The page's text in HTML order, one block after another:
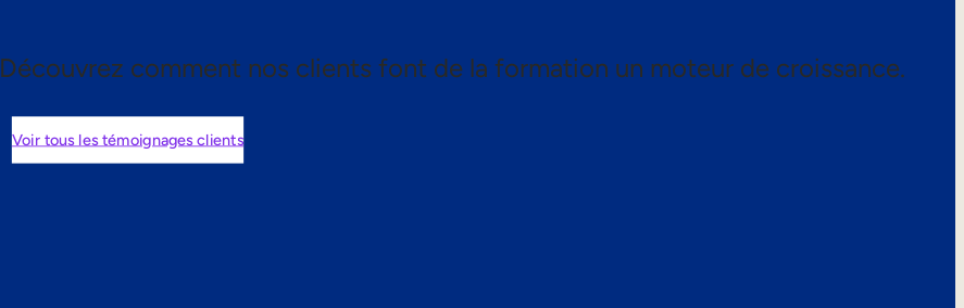
Découvrez comment nos clients font de la formation un moteur de croissance.
Voir tous les témoignages clients